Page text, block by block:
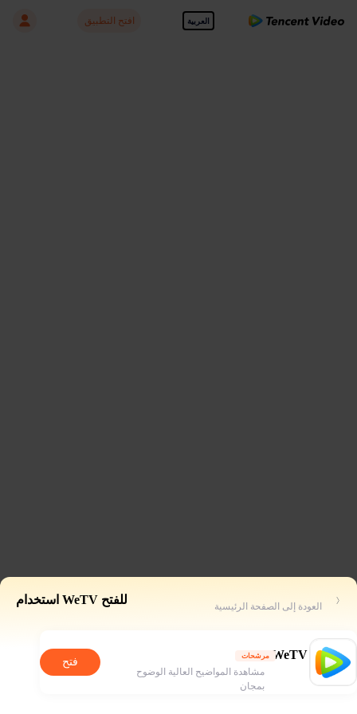
العربية افتح التطبيق
للفتح WeTV استخدام العودة إلى الصفحة الرئيسية
WeTV مرشحات
مشاهدة المواضيح العالية الوضوح
بمجان
فتح